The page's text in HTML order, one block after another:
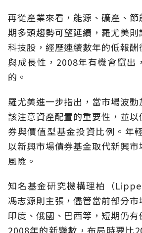
再從產業來看，能源、礦產、
期多頭趨勢可望延續，羅尤美
科技股，經歷連續數年的低報
與成長性，2008年有機會竄出
的。
羅尤美進一步指出，當市場波
該注意資產配置的重要性，並
券與價值型基金投資比例。年
以新興市場債券基金取代新興
風險。
知名基金研究機構理柏（
馮志源則主張，儘管當前部分
印度、俄國、巴西等，短期仍
2008年的新變數，布局時要比